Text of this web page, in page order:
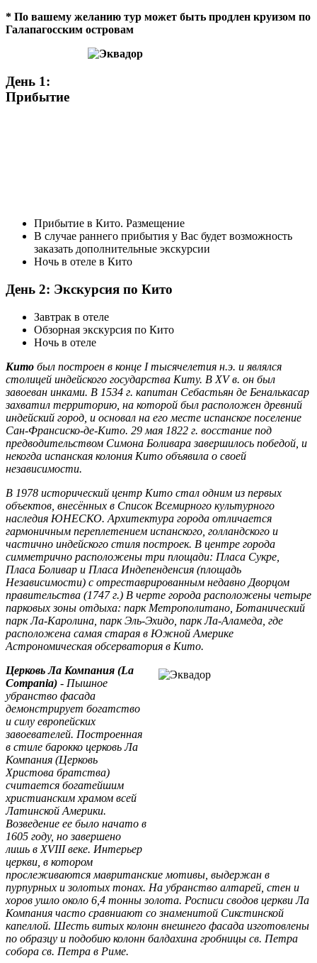
* По вашему желанию тур может быть продлен круизом по
Галапагосским островам
День 1:
Прибытие
Прибытие в Кито. Размещение
В случае раннего прибытия у Вас будет возможность
заказать дополнительные экскурсии
Ночь в отеле в Кито
День 2: Экскурсия по Кито
Завтрак в отеле
Обзорная экскурсия по Кито
Ночь в отеле
Кито был построен в конце I тысячелетия н.э. и являлся
столицей индейского государства Киту. В XV в. он был
завоеван инками. В 1534 г. капитан Себастьян де Беналькасар
захватил территорию, на которой был расположен древний
индейский город, и основал на его месте испанское поселение
Сан-Франсиско-де-Кито. 29 мая 1822 г. восстание под
предводительством Симона Боливара завершилось победой, и
некогда испанская колония Кито объявила о своей
независимости.
В 1978 исторический центр Кито стал одним из первых
объектов, внесённых в Список Всемирного культурного
наследия ЮНЕСКО. Архитектура города отличается
гармоничным переплетением испанского, голландского и
частично индейского стиля построек. В центре города
симметрично расположены три площади: Пласа Сукре,
Пласа Боливар и Пласа Индепенденсия (площадь
Независимости) с отреставрированным недавно Дворцом
правительства (1747 г.) В черте города расположены четыре
парковых зоны отдыха: парк Метрополитано, Ботанический
парк Ла-Каролина, парк Эль-Эхидо, парк Ла-Аламеда, где
расположена самая старая в Южной Америке
Астрономическая обсерватория в Кито.
Церковь Ла Компания (La
Compania) - Пышное
убранство фасада
демонстрирует богатство
и силу европейских
завоевателей. Построенная
в стиле барокко церковь Ла
Компания (Церковь
Христова братства)
считается богатейшим
христианским храмом всей
Латинской Америки.
Возведение ее было начато в
1605 году, но завершено
лишь в XVIII веке. Интерьер
церкви, в котором
прослеживаются мавританские мотивы, выдержан в
пурпурных и золотых тонах. На убранство алтарей, стен и
хоров ушло около 6,4 тонны золота. Росписи сводов церкви Ла
Компания часто сравниают со знаменитой Сикстинской
капеллой. Шесть витых колонн внешнего фасада изготовлены
по образцу и подобию колонн балдахина гробницы св. Петра
собора св. Петра в Риме.